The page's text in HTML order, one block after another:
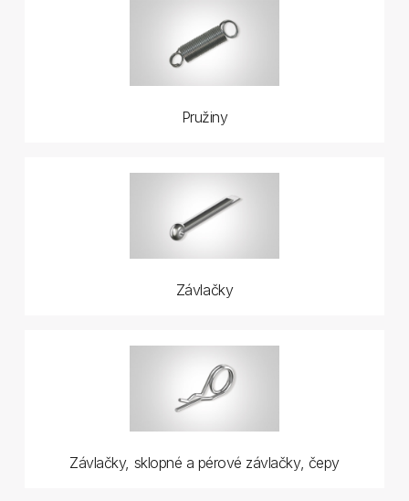
Pružiny
Závlačky
Závlačky, sklopné a pérové závlačky, čepy